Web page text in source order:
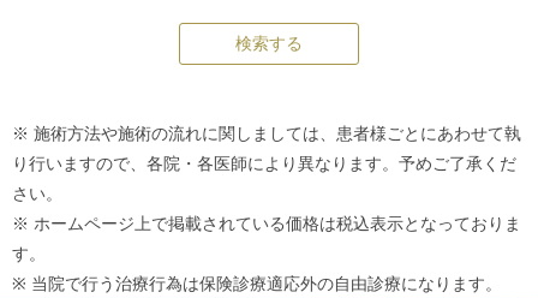
※ 施術方法や施術の流れに関しましては、患者様ごとにあわせて執
り行いますので、各院・各医師により異なります。予めご了承くだ
さい。
※ ホームページ上で掲載されている価格は税込表示となっておりま
す。
※ 当院で行う治療行為は保険診療適応外の自由診療になります。